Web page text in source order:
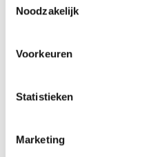
Noodzakelijk
Voorkeuren
Statistieken
Marketing